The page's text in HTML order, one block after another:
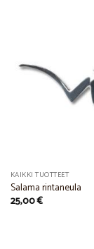
KAIKKI TUOTTEET
Salama rintaneula
25,00€